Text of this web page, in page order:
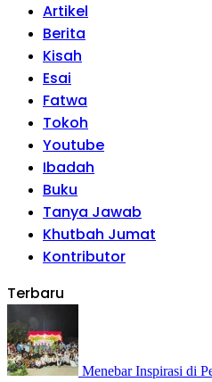
Artikel
Berita
Kisah
Esai
Fatwa
Tokoh
Youtube
Ibadah
Buku
Tanya Jawab
Khutbah Jumat
Kontributor
Terbaru
Menebar Inspirasi di